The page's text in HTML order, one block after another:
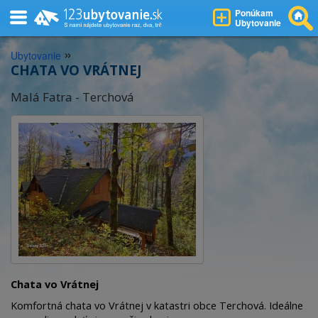
Ponúkam
Ubytovanie
Ubytovanie »
CHATA VO VRÁTNEJ
Malá Fatra - Terchová
Chata vo Vrátnej
Komfortná chata vo Vrátnej v katastri obce Terchová. Ideálne